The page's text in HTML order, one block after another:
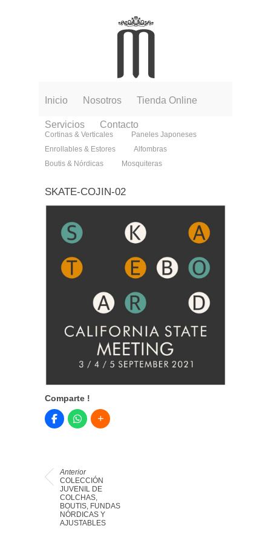
Inicio Nosotros Tienda Online
Servicios Contacto
Cortinas & Verticales
Paneles Japoneses
Enrollables & Estores
Alfombras
Boutis & Nórdicas
Mosquiteras
SKATE-COJIN-02
Comparte !
Anterior
COLECCIÓN
JUVENIL DE
COLCHAS,
BOUTIS, FUNDAS
NÓRDICAS Y
AJUSTABLES